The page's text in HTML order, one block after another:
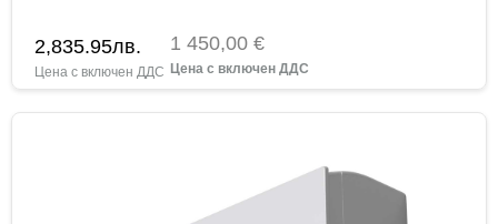
2,835.95лв. 1 450,00 €